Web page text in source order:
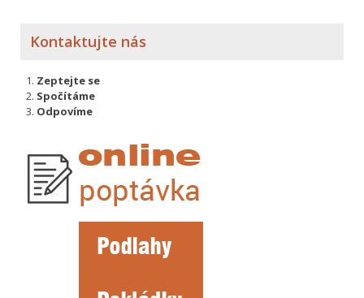
Kontaktujte nás
Zeptejte se
Spočítáme
Odpovíme